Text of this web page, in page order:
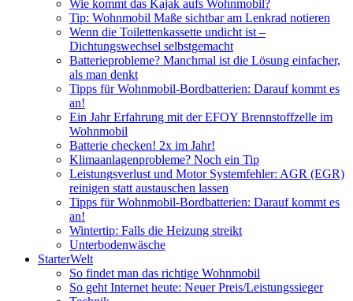
Wie kommt das Kajak aufs Wohnmobil?
Tip: Wohnmobil Maße sichtbar am Lenkrad notieren
Wenn die Toilettenkassette undicht ist –
Dichtungswechsel selbstgemacht
Batterieprobleme? Manchmal ist die Lösung einfacher,
als man denkt
Tipps für Wohnmobil-Bordbatterien: Darauf kommt es
an!
Ein Jahr Erfahrung mit der EFOY Brennstoffzelle im
Wohnmobil
Batterie checken! 2x im Jahr!
Klimaanlagenprobleme? Noch ein Tip
Leistungsverlust und Motor Systemfehler: AGR (EGR)
reinigen statt austauschen lassen
Tipps für Wohnmobil-Bordbatterien: Darauf kommt es
an!
Wintertip: Falls die Heizung streikt
Unterbodenwäsche
StarterWelt
So findet man das richtige Wohnmobil
So geht Internet heute: Neuer Preis/Leistungssieger